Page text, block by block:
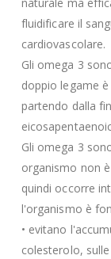
fluidificare il
cardiovascolare.
Gli omega 3
doppio legame
partendo dalla
Gli omega 3
organismo non
quindi occorre
l'organismo è
• evitano
colesterolo,